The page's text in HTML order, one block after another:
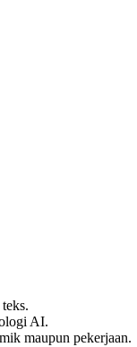
AI.
maupun pekerjaan.